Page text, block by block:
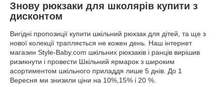
Знову рюкзаки для школярів купити з
дисконтом
Вигідні пропозиції купити шкільний рюкзак для дітей, та ще з
нової колекції трапляється не кожен день. Наш інтернет
магазин Style-Baby.com шкільних рюкзаків і ранців вирішив
ризикнути і провести Шкільний ярмарок з широким
асортиментом шкільного приладдя лише 5 днів. До 1
Вересня ми знизили ціни на 10%,15% і 20 %.